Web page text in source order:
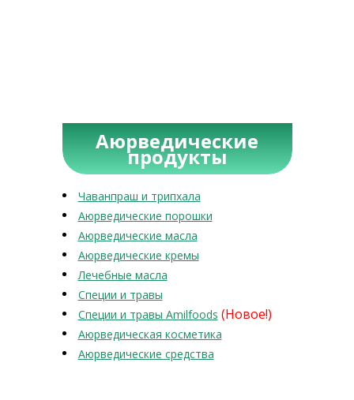
Аюрведические
продукты
Чаванпраш и трипхала
Аюрведические порошки
Аюрведические масла
Аюрведические кремы
Лечебные масла
Специи и травы
Специи и травы Amilfoods (Новое!)
Аюрведическая косметика
Аюрведические средства